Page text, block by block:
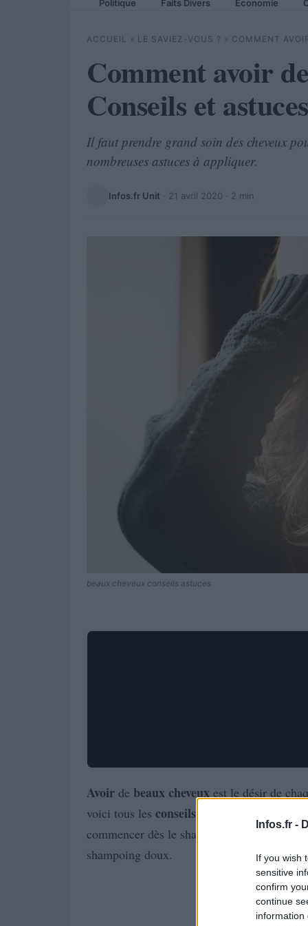
Infos.fr -
If you wish
sensitive
confirm
continue
information
Politique Faits Divers Economie
ACCUEIL » LE SAVIEZ-VOUS ? » COMMENT
Comment avoir
Conseils et astuces
Il faut prendre grand soin des cheveux
nombreuses astuces à appliquer.
Infos.fr Unit · 21 avril 2020 · 2 min
beaux cheveux conseils astuces
Avoir de beauxcheveux est le désir de
voici tous les conseils
commencer dès le shampoing :
shampoing doux.